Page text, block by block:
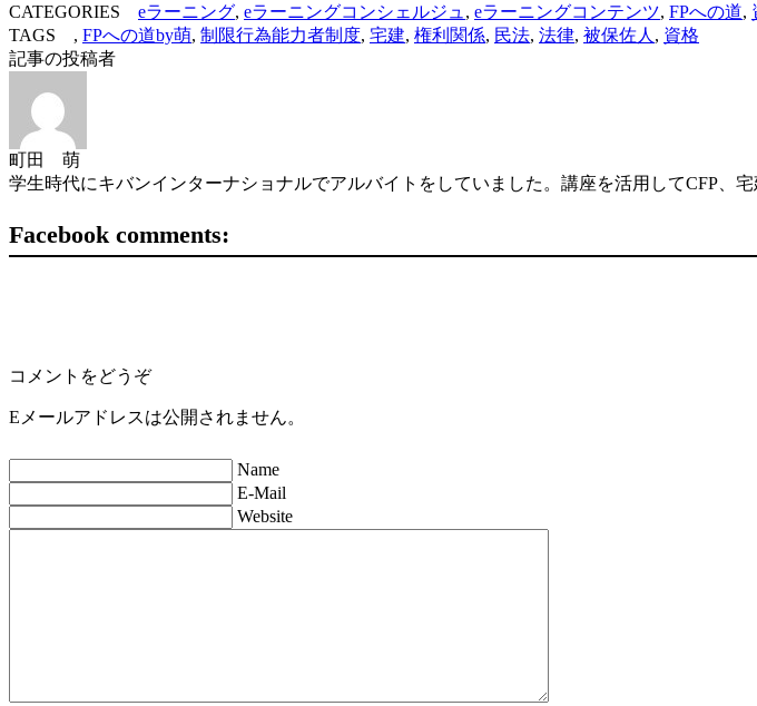
CATEGORIES eラーニング, eラーニングコンシェルジュ , eラーニングコンテンツ, FPへの道,
TAGS , FPへの道by萌, 制限行為能力者制度, 宅建, 権利関係, 民法, 法律, 被保佐人 , 資格
記事の投稿者
町田 萌
学生時代にキバンインターナショナルでアルバイトをしていました。講座を活用してCFP、宅
Facebook comments:
コメントをどうぞ
Eメールアドレスは公開されません。
Name
E-Mail
Website